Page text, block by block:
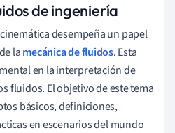
de ingeniería
cinemática desempeña un papel
lamecánica de fluidos. Esta
en la interpretación de
fluidos. El objetivo de este tema
básicos, definiciones,
en escenarios del mundo